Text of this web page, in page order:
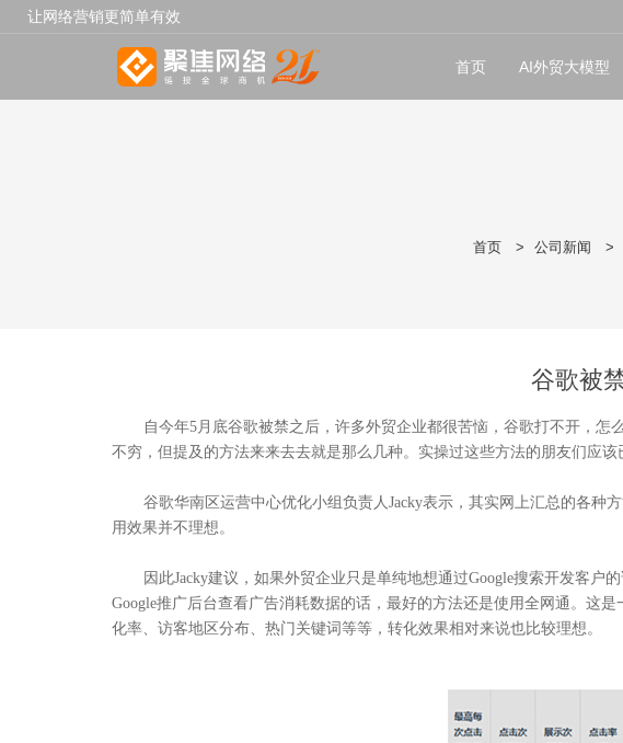
让网络营销更简单有效
首页 AI外贸大模型
首页 > 公司新闻 >
谷歌被
自今年5 月底谷歌被禁之后，许多外贸企业都很苦恼，谷歌打不开，怎
不穷，但提及的方法来来去去就是那么几种。实操过这些方法的朋友们应该
谷歌华南区运营中心优化小组负责人Jacky表示，其实网上汇总的各种
用效果并不理想。
因此Jacky建议，如果外贸企业只是单纯地想通过Google搜索开发客户
Google推广后台查看广告消耗数据的话，最好的方法还是使用全网通。这是
化率、访客地区分布、热门关键词等等，转化效果相对来说也比较理想。